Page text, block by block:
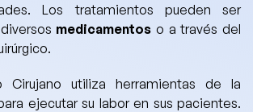
Los tratamientos pueden ser
medicamentos o a través del
Cirujano
utiliza herramientas de la
ejecutar su labor en sus pacientes.